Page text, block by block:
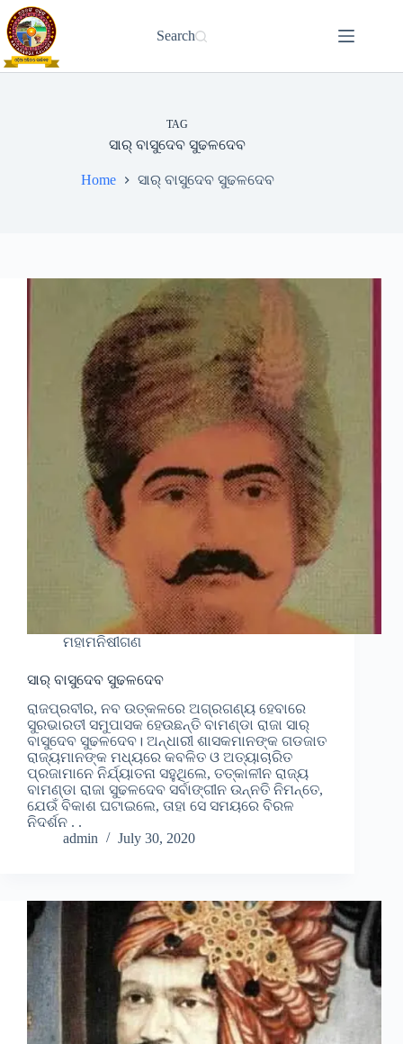
Skip
to
content
Search
TAG
ସାର୍ ବାସୁଦେବ ସୁଢଳଦେବ
Home ସାର୍ ବାସୁଦେବ ସୁଢଳଦେବ
ମହାମନିଷୀଗଣ
ସାର୍ ବାସୁଦେବ ସୁଢଳଦେବ
ରାଜପ୍ରବୀର, ନବ ଉତ୍କଳରେ ଅଗ୍ରଗଣ୍ୟ ହେବାରେ
ସୁରଭାରତୀ ସମୁପାସକ ହେଉଛନ୍ତି ବାମଣ୍ଡା ରାଜା ସାର୍
ବାସୁଦେବ ସୁଢଳଦେବ। ଅନ୍ଧାରୀ ଶାସକମାନଙ୍କ ଗଡଜାତ
ରାଜ୍ୟମାନଙ୍କ ମଧ୍ୟରେ କବଳିତ ଓ ଅତ୍ୟାଚାରିତ
ପ୍ରଜାମାନେ ନିର୍ଯ୍ୟାତନା ସହୁଥିଲେ, ତତ୍କାଳୀନ ରାଜ୍ୟ
ବାମଣ୍ଡା ରାଜା ସୁଢଳଦେବ ସର୍ବାଙ୍ଗୀନ ଉନ୍ନତି ନିମନ୍ତେ,
ଯେଉଁ ବିକାଶ ଘଟାଇଲେ, ତାହା ସେ ସମୟରେ ବିରଳ
ନିଦର୍ଶନ . .
admin
July 30, 2020